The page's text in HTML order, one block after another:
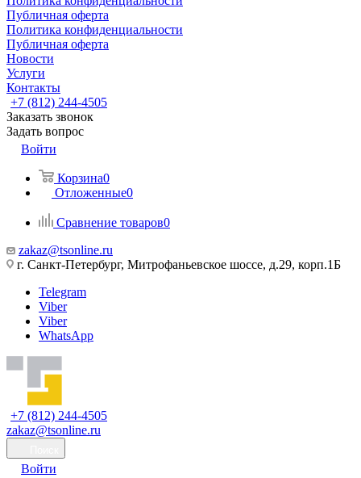
Публичная оферта
Политика конфиденциальности
Публичная оферта
Новости
Услуги
Контакты
+7 (812) 244-4505
Заказать звонок
Задать вопрос
Войти
Корзина0
Отложенные0
Сравнение товаров0
zakaz@tsonline.ru
г. Санкт-Петербург, Митрофаньевское шоссе, д.29, корп.1Б
Telegram
Viber
Viber
WhatsApp
+7 (812) 244-4505
zakaz@tsonline.ru
Войти